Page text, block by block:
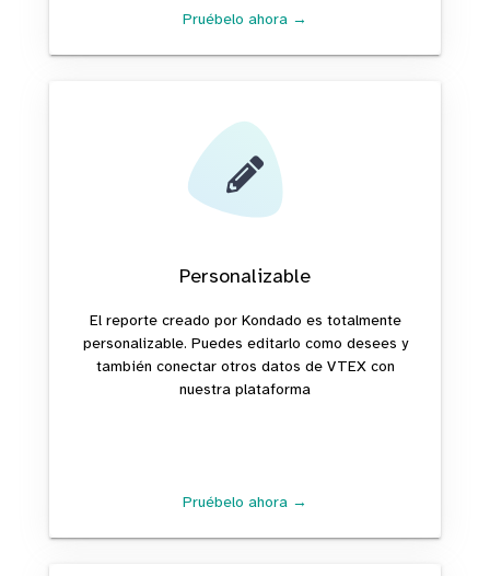
Pruébelo ahora →
Personalizable
El reporte creado por Kondado es totalmente
personalizable. Puedes editarlo como desees y
también conectar otros datos de VTEX con
nuestra plataforma
Pruébelo ahora →